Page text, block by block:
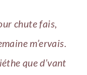
chute fais,
m’ervais.
que d’vant